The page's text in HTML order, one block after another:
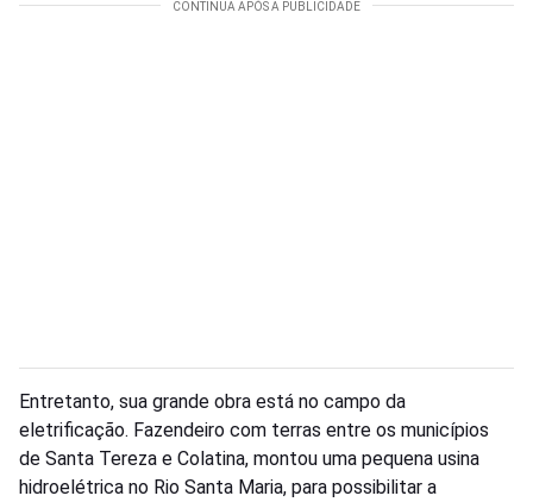
Entretanto, sua grande obra está no campo da
eletrificação. Fazendeiro com terras entre os municípios
de Santa Tereza e Colatina, montou uma pequena usina
hidroelétrica no Rio Santa Maria, para possibilitar a